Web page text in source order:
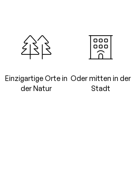
Einzigartige Orte in
der Natur
Oder mitten in der
Stadt